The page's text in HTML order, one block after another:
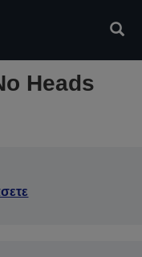
Heads